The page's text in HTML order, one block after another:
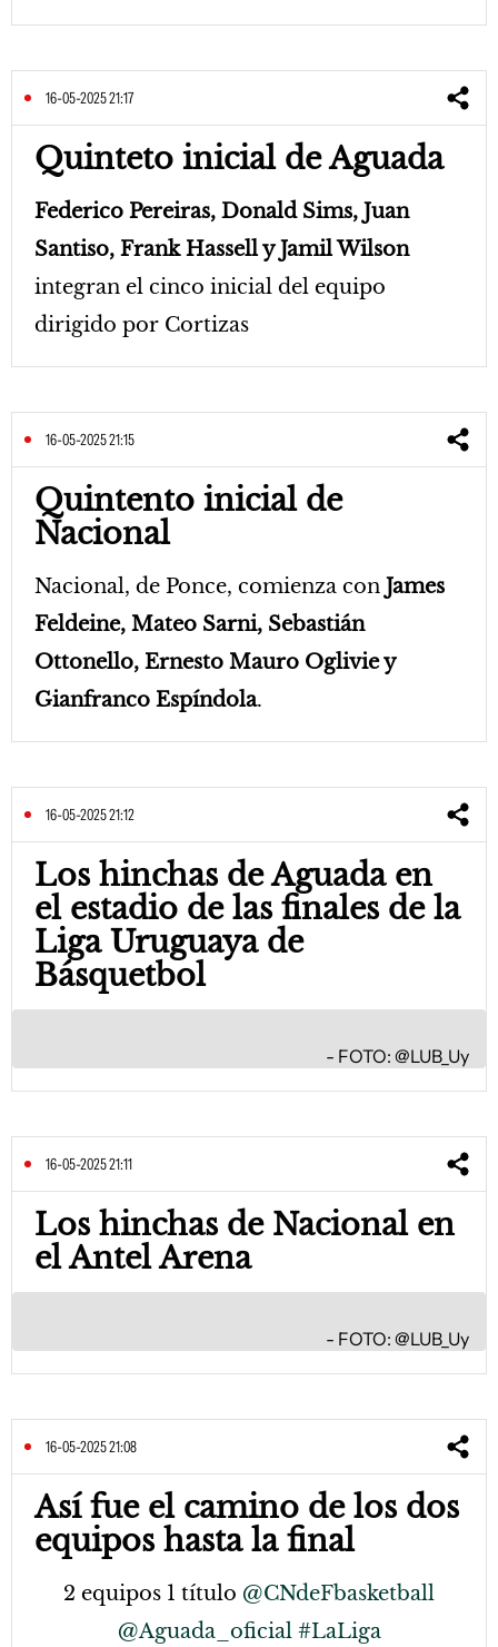
16-05-2025 21:17
Quinteto inicial de Aguada
Federico Pereiras, Donald Sims, Juan
Santiso, Frank Hassell y Jamil Wilson
integran el cinco inicial del equipo
dirigido por Cortizas
16-05-2025 21:15
Quintento inicial de
Nacional
Nacional, de Ponce, comienza con James
Feldeine, Mateo Sarni, Sebastián
Ottonello, Ernesto Mauro Oglivie y
Gianfranco Espíndola.
16-05-2025 21:12
Los hinchas de Aguada en
el estadio de las finales de la
Liga Uruguaya de
Básquetbol
FOTO: @LUB_Uy
16-05-2025 21:11
Los hinchas de Nacional en
el Antel Arena
FOTO: @LUB_Uy
16-05-2025 21:08
Así fue el camino de los dos
equipos hasta la final
2 equipos 1 título @CNdeFbasketball
@Aguada_oficial #LaLiga